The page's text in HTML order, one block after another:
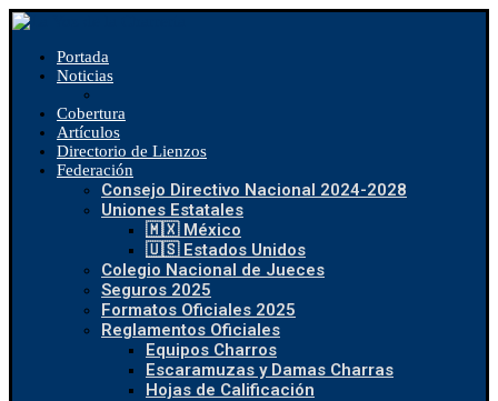
Portada
Noticias
Cobertura
Artículos
Directorio de Lienzos
Federación
Consejo Directivo Nacional 2024-2028
Uniones Estatales
🇲🇽 México
🇺🇸 Estados Unidos
Colegio Nacional de Jueces
Seguros 2025
Formatos Oficiales 2025
Reglamentos Oficiales
Equipos Charros
Escaramuzas y Damas Charras
Hojas de Calificación